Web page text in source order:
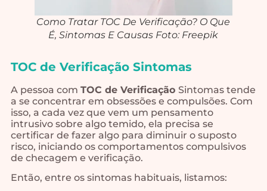
Como Tratar TOC De Verificação? O Que
É, Sintomas E Causas Foto: Freepik
TOC de Verificação Sintomas
A pessoa com TOC de Verificação Sintomas tende
a se concentrar em obsessões e compulsões. Com
isso, a cada vez que vem um pensamento
intrusivo sobre algo temido, ela precisa se
certificar de fazer algo para diminuir o suposto
risco, iniciando os comportamentos compulsivos
de checagem e verificação.
Então, entre os sintomas habituais, listamos: